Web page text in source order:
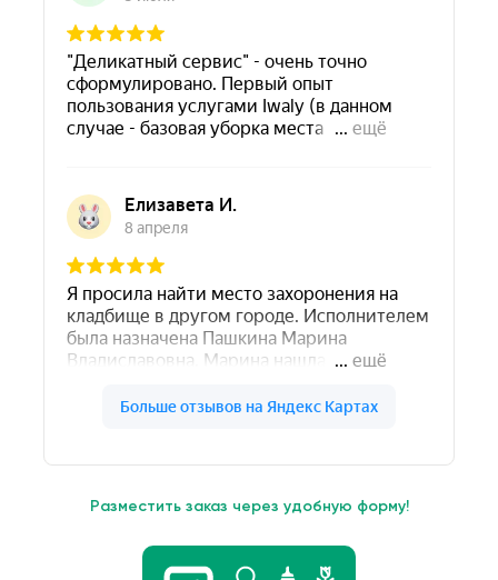
Разместить заказ через удобную форму!